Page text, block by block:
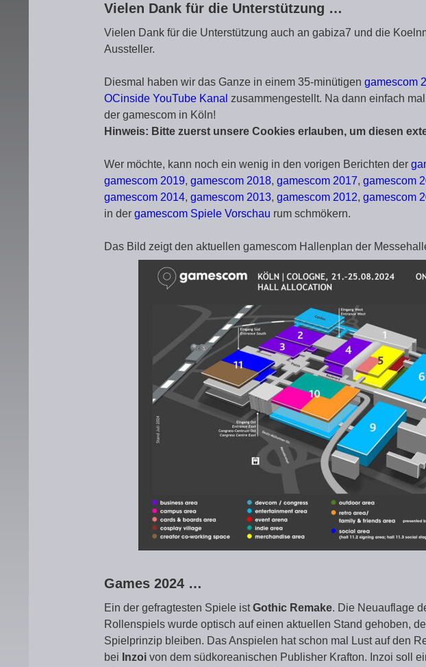
Vielen Dank für die Unterstützung …
Vielen Dank für die Unterstützung auch an gabiza7 und die
Aussteller.
Diesmal haben wir das Ganze in einem 35-minütigen gamescom
OCinside YouTube Kanal zusammengestellt. Na dann einfach
der gamescom in Köln!
Hinweis: Bitte zuerst unsere Cookies erlauben, um diesen
Wer möchte, kann noch ein wenig in den vorigen Berichten der
gamescom 2019, gamescom 2018, gamescom 2017, gamescom
gamescom 2014, gamescom 2013, gamescom 2012, gamescom
in der gamescom Spiele Vorschau rum schmökern.
Das Bild zeigt den aktuellen gamescom Hallenplan der
Games 2024 …
Ein der gefragtesten Spiele istGothic Remake. Die Neuauflage
Rollenspiels wurde optisch auf einen aktuellen Stand gehoben,
Spielprinzip bleiben. Das Anspielen hat schon mal Lust auf den
bei Inzoi von dem südkoreanischen Publisher Krafton. Inzoi soll